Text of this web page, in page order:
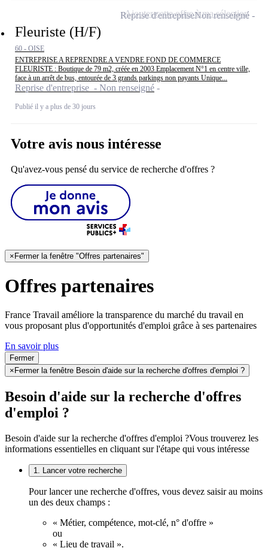
Fleuriste (H/F)
60 - OISE
ENTREPRISE A REPRENDRE A VENDRE FOND DE COMMERCE
FLEURISTE : Boutique de 79 m2, créée en 2003 Emplacement N°1 en centre ville,
face à un arrêt de bus, entourée de 3 grands parkings non payants Unique...
Reprise d'entreprise - Non renseigné
Publié il y a plus de 30 jours
Reprise d'entrepriseNon renseigné
Ajouter cette offre à ma sélection
Votre avis nous intéresse
Qu'avez-vous pensé du service de recherche d'offres ?
×Fermer la fenêtre "Offres partenaires"
Offres partenaires
France Travail améliore la transparence du marché du travail en
vous proposant plus d'opportunités d'emploi grâce à ses partenaires
En savoir plus
Fermer
× Fermer la fenêtre Besoin d'aide sur la recherche d'offres d'emploi ?
Besoin d'aide sur la recherche d'offres
d'emploi ?
Besoin d'aide sur la recherche d'offres d'emploi ?Vous trouverez les
informations essentielles en cliquant sur l'étape qui vous intéresse
1. Lancer votre recherche
Pour lancer une recherche d'offres, vous devez saisir au moins
un des deux champs :
« Métier, compétence, mot-clé, n° d'offre »
ou
« Lieu de travail ».